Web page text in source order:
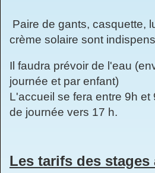
Paire de gants, casquette,
crème solaire sont
Il faudra prévoir de l'eau
journée et par enfant)
L'accueil se fera entre 9h et
de journée vers 17 h.
Les tarifs des stages